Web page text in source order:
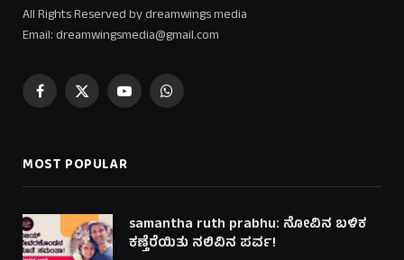
All Rights Reserved by dreamwings media
Email: dreamwingsmedia@gmail.com
Facebook
X
YouTubeWhatsApp
MOST POPULAR
samantha ruth prabhu: ನೋವಿನ ಬಳಿಕ
ಕಣ್ತೆರೆಯಿತು ನಲಿವಿನ ಪರ್ವ!